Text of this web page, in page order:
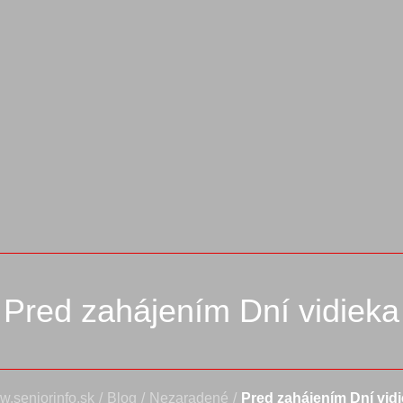
Pred zahájením Dní vidieka
/ Blog / Nezaradené / Pred zahájením Dní